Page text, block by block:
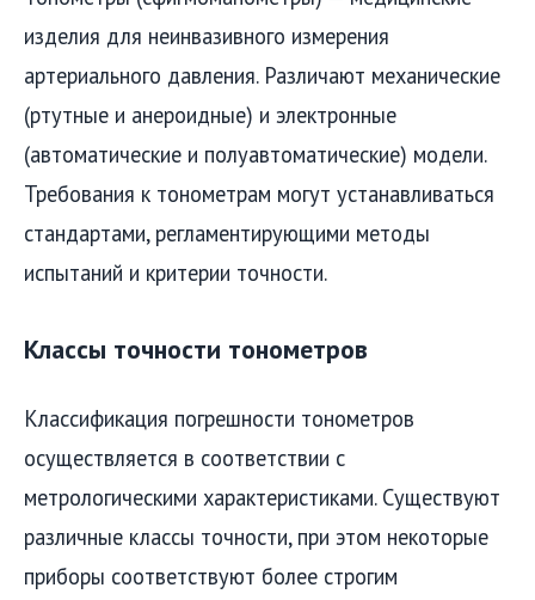
изделия для неинвазивного измерения
артериального давления. Различают механические
(ртутные и анероидные) и электронные
(автоматические и полуавтоматические) модели.
Требования к тонометрам могут устанавливаться
стандартами, регламентирующими методы
испытаний и критерии точности.
Классы точности тонометров
Классификация погрешности тонометров
осуществляется в соответствии с
метрологическими характеристиками. Существуют
различные классы точности, при этом некоторые
приборы соответствуют более строгим